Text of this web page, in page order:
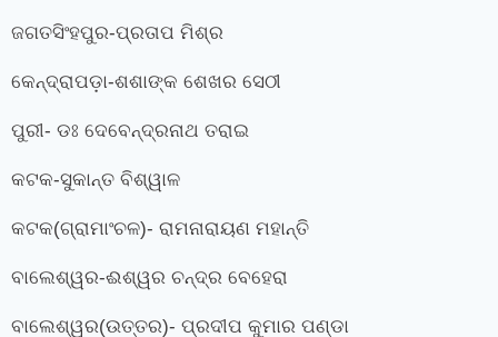
ଜଗତସିଂହପୁର-ପ୍ରତାପ ମିଶ୍ର
କେନ୍ଦ୍ରାପଡ଼ା-ଶଶାଙ୍କ ଶେଖର ସେଠୀ
ପୁରୀ- ଡଃ ଦେବେନ୍ଦ୍ରନାଥ ତରାଇ
କଟକ-ସୁକାନ୍ତ ବିଶ୍ୱାଳ
କଟକ(ଗ୍ରାମାଂଚଳ)- ରାମନାରାୟଣ ମହାନ୍ତି
ବାଲେଶ୍ୱର-ଈଶ୍ୱର ଚନ୍ଦ୍ର ବେହେରା
ବାଲେଶ୍ୱର(ଉତ୍ତର)- ପ୍ରଦୀପ କୁମାର ପଣ୍ଡା